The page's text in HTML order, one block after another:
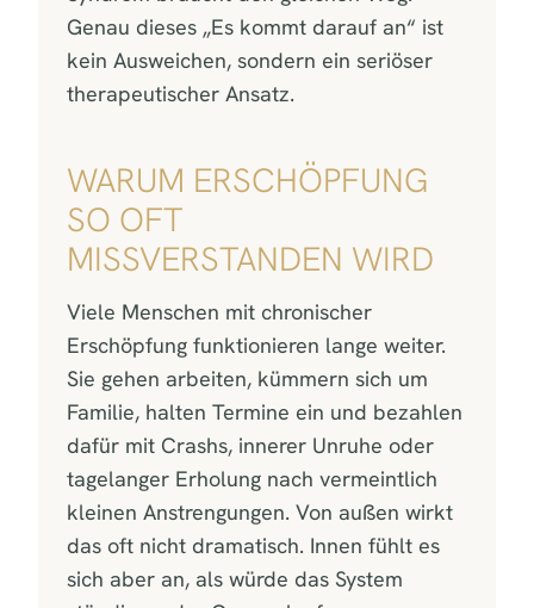
Genau dieses „Es kommt darauf an“ ist
kein Ausweichen, sondern ein seriöser
therapeutischer Ansatz.
WARUM ERSCHÖPFUNG
SO OFT
MISSVERSTANDEN WIRD
Viele Menschen mit chronischer
Erschöpfung funktionieren lange weiter.
Sie gehen arbeiten, kümmern sich um
Familie, halten Termine ein und bezahlen
dafür mit Crashs, innerer Unruhe oder
tagelanger Erholung nach vermeintlich
kleinen Anstrengungen. Von außen wirkt
das oft nicht dramatisch. Innen fühlt es
sich aber an, als würde das System